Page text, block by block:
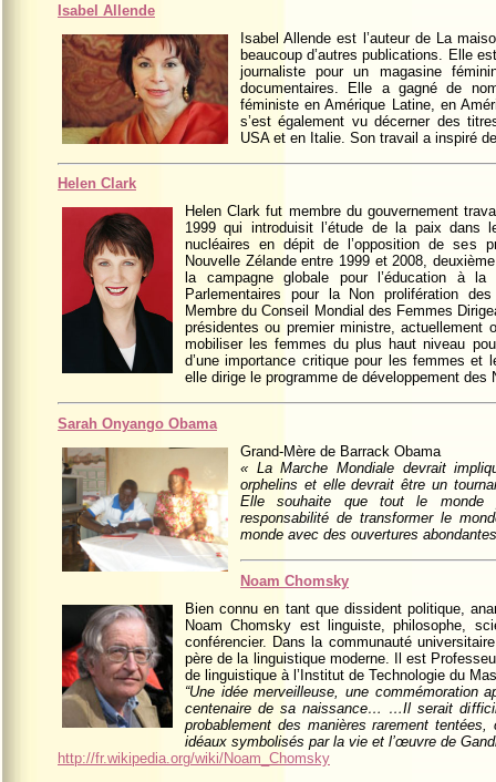
Isabel Allende
Isabel Allende est l’auteur de La
beaucoup d’autres publications. Elle
journaliste pour un magasine
documentaires. Elle a gagné de
féministe en Amérique Latine, en
s’est également vu décerner des
USA et en Italie. Son travail a inspiré
Helen Clark
Helen Clark fut membre du gouvernement
1999 qui introduisit l’étude de la paix dans
nucléaires en dépit de l’opposition de ses
Nouvelle Zélande entre 1999 et 2008,
la campagne globale pour l’éducation à
Parlementaires pour la Non prolifération
Membre du Conseil Mondial des Femmes
présidentes ou premier ministre,
mobiliser les femmes du plus haut niveau
d’une importance critique pour les femmes et
elle dirige le programme de développement des
Sarah Onyango Obama
Grand-Mère de Barrack Obama
« La Marche Mondiale devrait
orphelins et elle devrait être un
Elle souhaite que tout le monde
responsabilité de transformer le
monde avec des ouvertures
Noam Chomsky
Bien connu en tant que dissident politique,
Noam Chomsky est linguiste, philosophe,
conférencier. Dans la communauté
père de la linguistique moderne. Il est
de linguistique à l’Institut de Technologie du
“Une idée merveilleuse, une commémoration
centenaire de sa naissance… …Il serait
probablement des manières rarement
idéaux symbolisés par la vie et l’œuvre de
http://fr.wikipedia.org/wiki/Noam_Chomsky